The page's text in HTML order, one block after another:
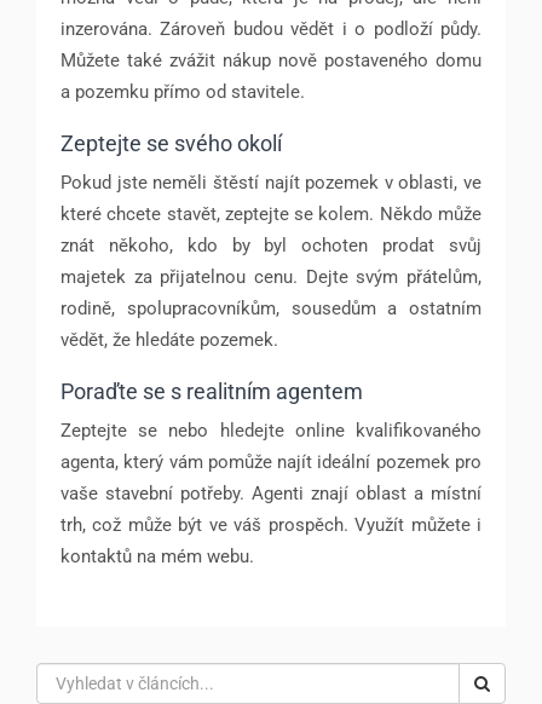
inzerována. Zároveň budou vědět i o podloží půdy.
Můžete také zvážit nákup nově postaveného domu
a pozemku přímo od stavitele.
Zeptejte se svého okolí
Pokud jste neměli štěstí najít pozemek v oblasti, ve
které chcete stavět, zeptejte se kolem. Někdo může
znát někoho, kdo by byl ochoten prodat svůj
majetek za přijatelnou cenu. Dejte svým přátelům,
rodině, spolupracovníkům, sousedům a ostatním
vědět, že hledáte pozemek.
Poraďte se s realitním agentem
Zeptejte se nebo hledejte online kvalifikovaného
agenta, který vám pomůže najít ideální pozemek pro
vaše stavební potřeby. Agenti znají oblast a místní
trh, což může být ve váš prospěch. Využít můžete i
kontaktů na mém webu.